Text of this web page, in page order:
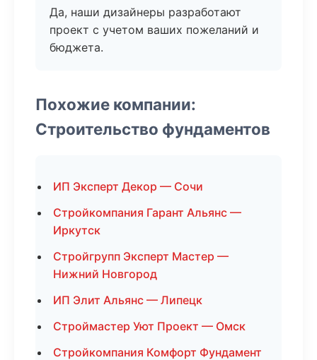
Да, наши дизайнеры разработают
проект с учетом ваших пожеланий и
бюджета.
Похожие компании:
Строительство фундаментов
ИП Эксперт Декор — Сочи
Стройкомпания Гарант Альянс —
Иркутск
Стройгрупп Эксперт Мастер —
Нижний Новгород
ИП Элит Альянс — Липецк
Строймастер Уют Проект — Омск
Стройкомпания Комфорт Фундамент